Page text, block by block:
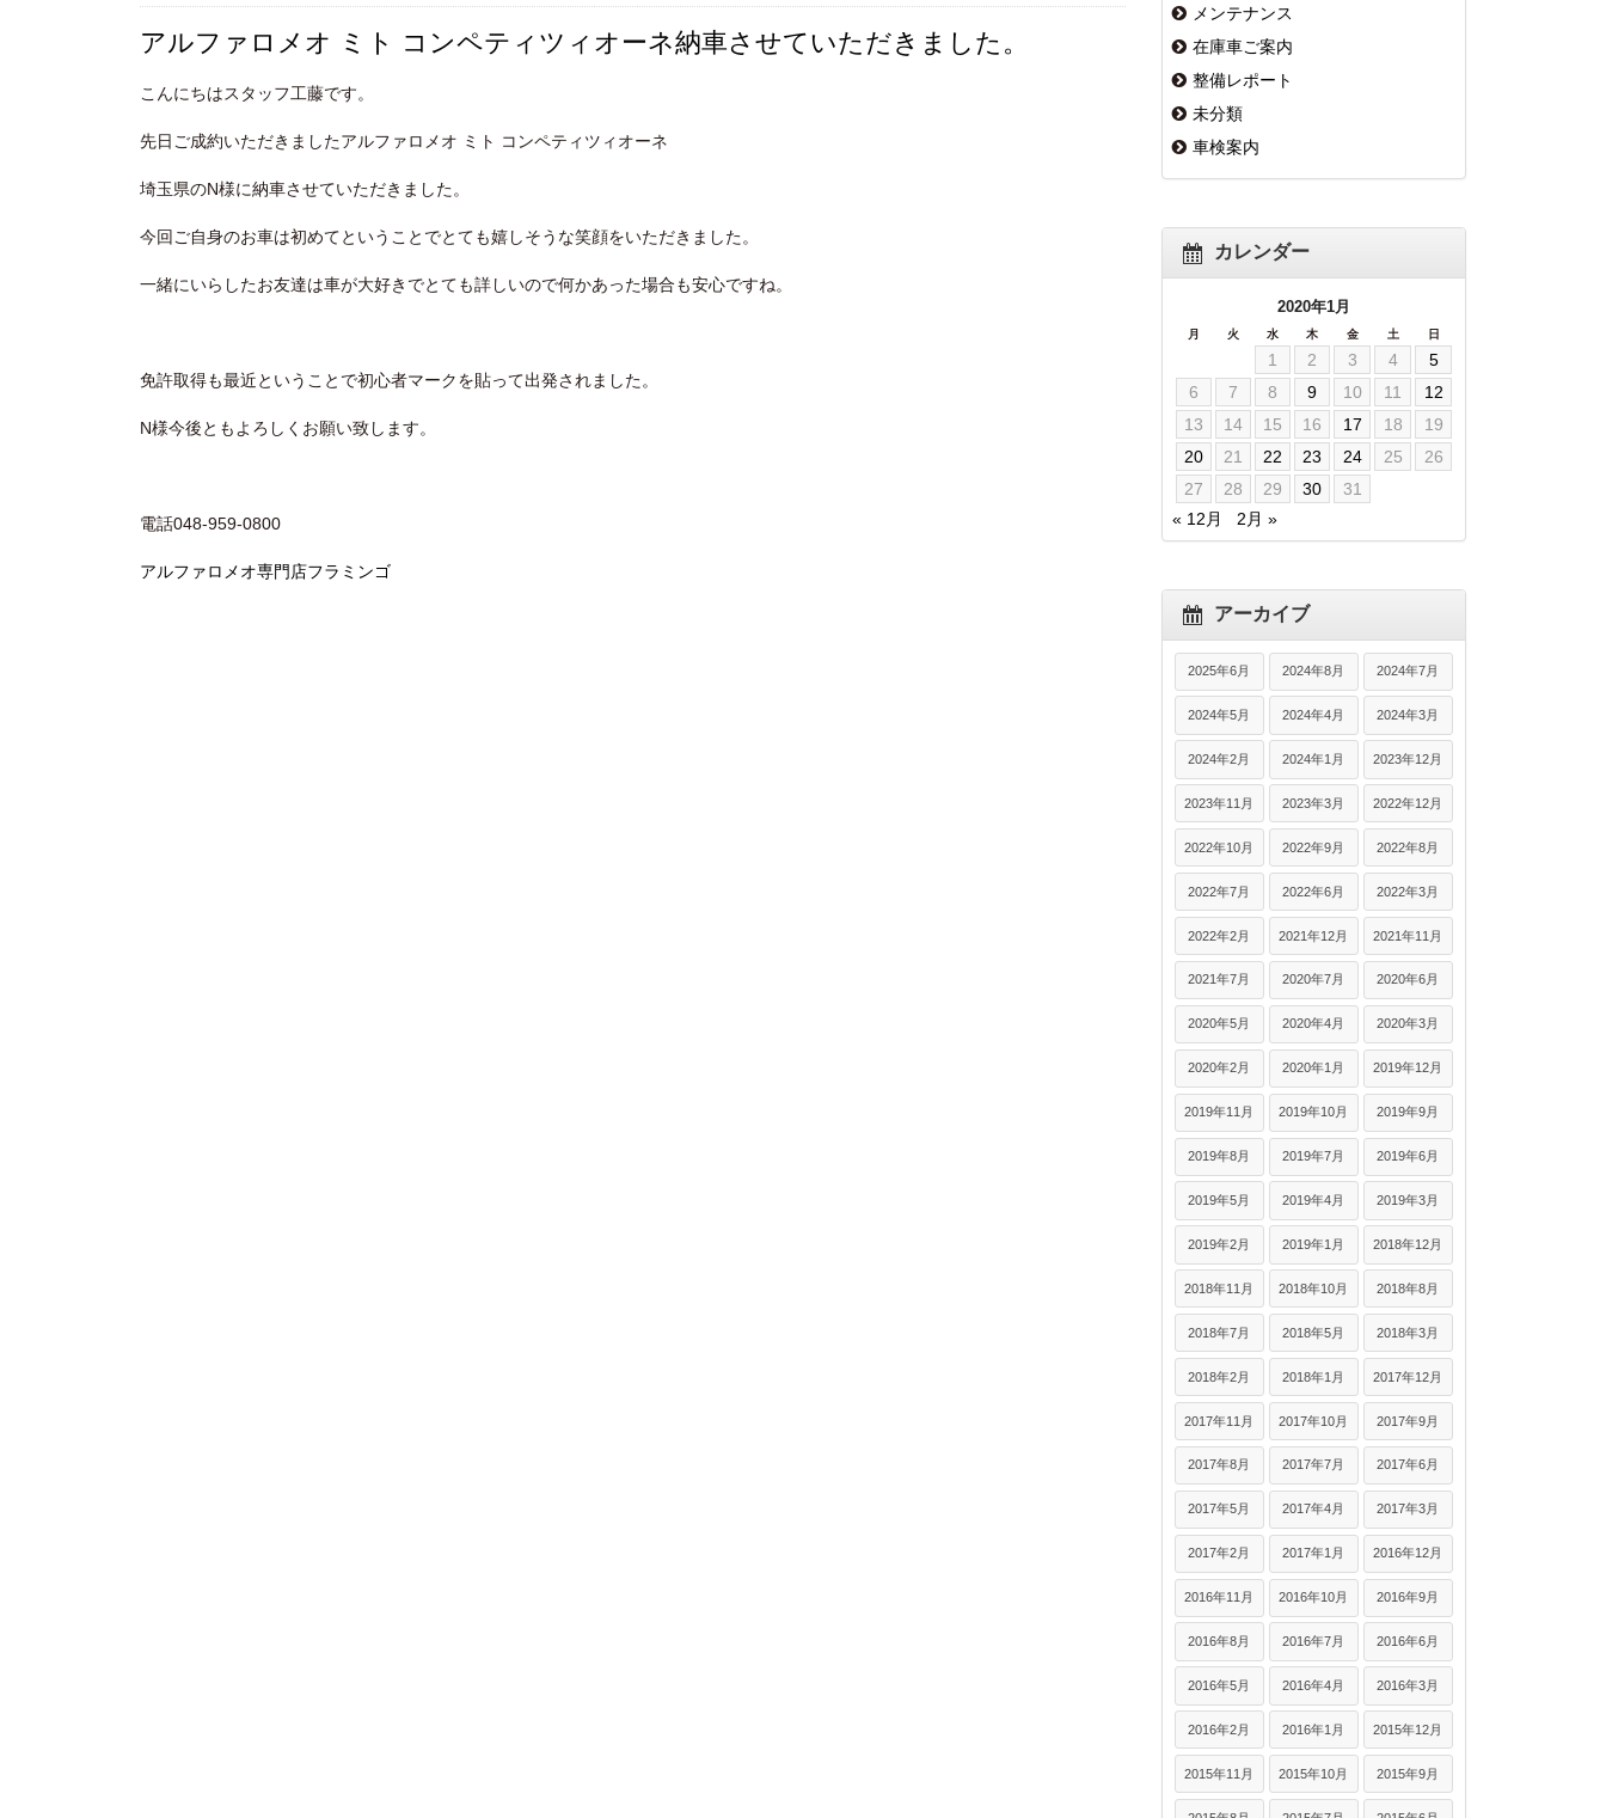
アルファロメオ ミト コンペティツィオーネ納車させていただきました。
こんにちはスタッフ工藤です。
先日ご成約いただきましたアルファロメオ ミト コンペティツィオーネ
埼玉県のN様に納車させていただきました。
今回ご自身のお車は初めてということでとても嬉しそうな笑顔をいただきました。
一緒にいらしたお友達は車が大好きでとても詳しいので何かあった場合も安心ですね。
免許取得も最近ということで初心者マークを貼って出発されました。
N様今後ともよろしくお願い致します。
電話048-959-0800
アルファロメオ専門店フラミンゴ
メンテナンス
在庫車ご案内
整備レポート
未分類
車検案内
カレンダー
2020年1月
月 火 水 木 金 土 日
1 2 3 4
5
6
7 8 9 10 11
12
13
14 15 16 17 18
19
20
21 22 23 24 25
26
27
28 29 30
31
« 12月
2月 »
アーカイブ
2025年6月 2024年8月 2024年7月
2024年5月 2024年4月 2024年3月
2024年2月 2024年1月 2023年12月
2023年11月 2023年3月 2022年12月
2022年10月 2022年9月 2022年8月
2022年7月 2022年6月 2022年3月
2022年2月 2021年12月 2021年11月
2021年7月 2020年7月 2020年6月
2020年5月 2020年4月 2020年3月
2020年2月 2020年1月 2019年12月
2019年11月 2019年10月 2019年9月
2019年8月 2019年7月 2019年6月
2019年5月 2019年4月 2019年3月
2019年2月 2019年1月 2018年12月
2018年11月 2018年10月 2018年8月
2018年7月 2018年5月 2018年3月
2018年2月 2018年1月 2017年12月
2017年11月 2017年10月 2017年9月
2017年8月 2017年7月 2017年6月
2017年5月 2017年4月 2017年3月
2017年2月 2017年1月 2016年12月
2016年11月 2016年10月 2016年9月
2016年8月 2016年7月 2016年6月
2016年5月 2016年4月 2016年3月
2016年2月 2016年1月 2015年12月
2015年11月 2015年10月 2015年9月